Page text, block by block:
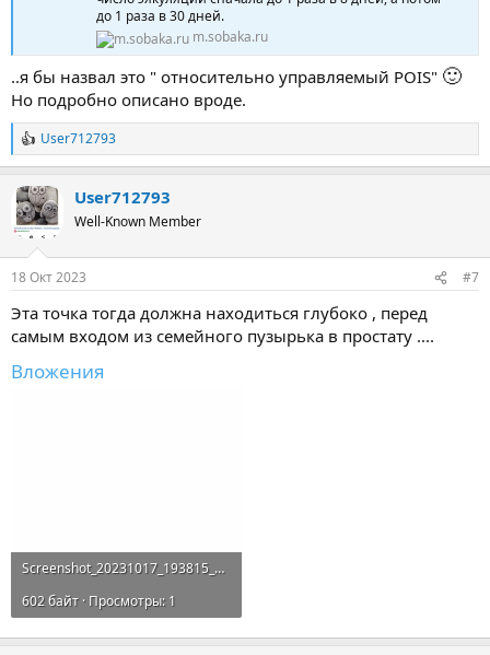
до 1 раза в 30 дней.
m.sobaka.ru
..я бы назвал это " относительно управляемый POIS" 🙂
Но подробно описано вроде.
Р
е
к
ц
и
User712793
User712793
Well-Known Member
18 Окт 2023 #7
Эта точка тогда должна находиться глубоко , перед
самым входом из семейного пузырька в простату ....
Вложения
Screenshot_20231017_193815_Google_1_1.webp
602 байт · Просмотры: 1